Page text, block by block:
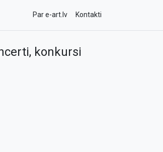
Par e-art.lv Kontakti
konkursi